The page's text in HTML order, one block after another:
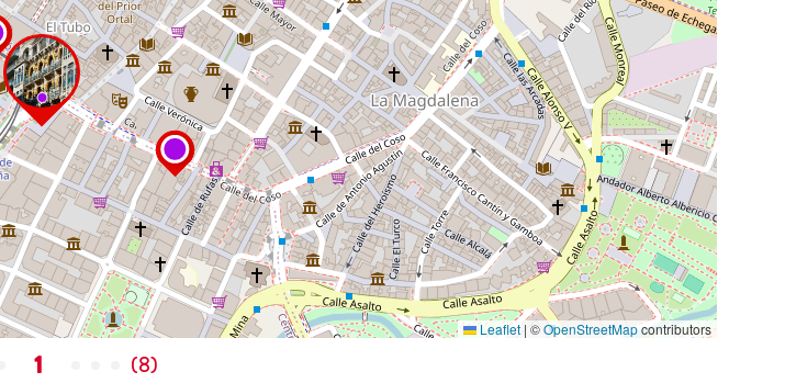
Leaflet | ©OpenStreetMapcontributors
1 (8)